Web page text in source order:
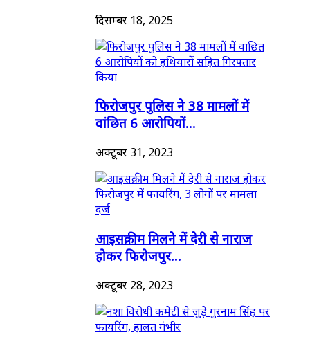
दिसम्बर 18, 2025
फिरोजपुर पुलिस ने 38 मामलों में
वांछित 6 आरोपियों...
अक्टूबर 31, 2023
आइसक्रीम मिलने में देरी से नाराज
होकर फिरोजपुर...
अक्टूबर 28, 2023